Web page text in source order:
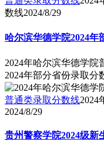
数线2024/8/29
哈尔滨华德学院2024年
2024年哈尔滨华德学院
2024年部分省份录取分
普通类录取分数线2024
2024/8/29
贵州警察学院2024级新